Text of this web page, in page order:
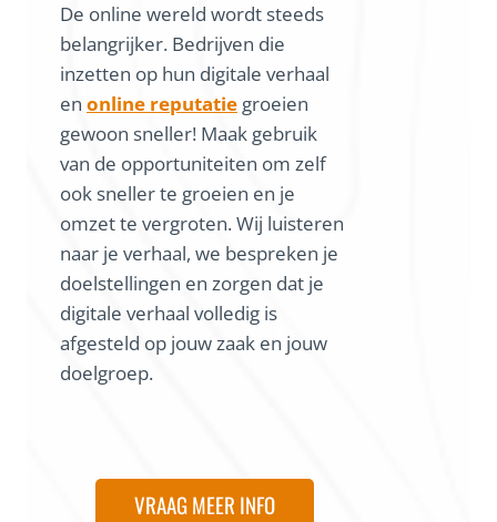
De online wereld wordt steeds
belangrijker. Bedrijven die
inzetten op hun digitale verhaal
en online reputatie groeien
gewoon sneller! Maak gebruik
van de opportuniteiten om zelf
ook sneller te groeien en je
omzet te vergroten. Wij luisteren
naar je verhaal, we bespreken je
doelstellingen en zorgen dat je
digitale verhaal volledig is
afgesteld op jouw zaak en jouw
doelgroep.
VRAAG MEER INFO